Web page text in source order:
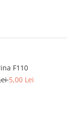
F110
5,00 Lei